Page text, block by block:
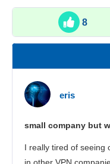
8
eris
small company but
I really tired of seeing
in other VPN